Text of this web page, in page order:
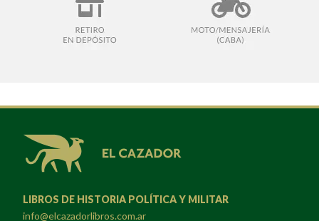
LIBROS DE HISTORIA POLÍTICA Y MILITAR
info@elcazadorlibros.com.ar